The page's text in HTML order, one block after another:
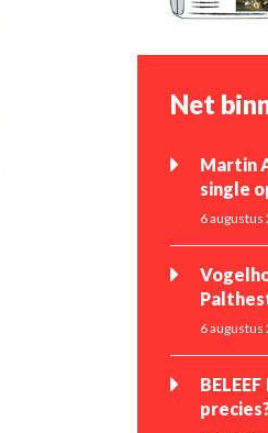
Net
Martin
single
6
6 augustus